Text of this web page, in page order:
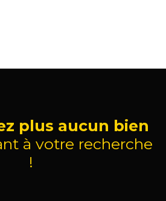
plus aucun bien
à votre recherche
!